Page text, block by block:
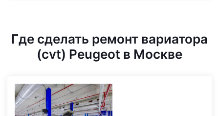
Где сделать ремонт вариатора
(cvt) Peugeot в Москве